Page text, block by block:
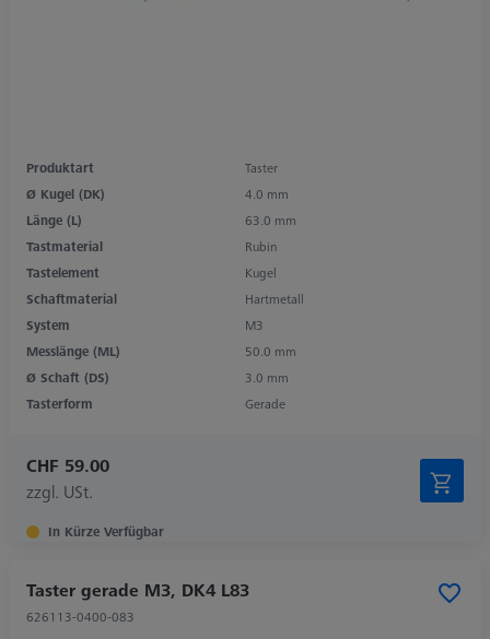
Produktart
Taster
Ø Kugel (DK)
4.0 mm
Länge (L)
63.0 mm
Tastmaterial
Rubin
Tastelement
Kugel
Schaftmaterial
Hartmetall
System
M3
Messlänge (ML)
50.0 mm
Ø Schaft (DS)
3.0 mm
Tasterform
Gerade
CHF 59.00
zzgl. USt.
In Kürze Verfügbar
Taster gerade M3, DK4 L83
626113-0400-083